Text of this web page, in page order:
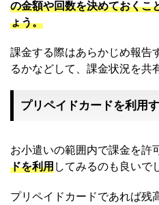
の金額や回数を決めておくこ
ょう。
課金する際はあらかじめ報告
るかなどして、課金状況を共
プリペイドカードを利用
お小遣いの範囲内で課金を許
ドを利用してみるのも良いで
プリペイドカードであれば残